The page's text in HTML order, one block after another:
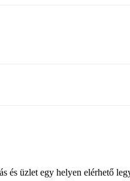
üzlet egy helyen elérhető